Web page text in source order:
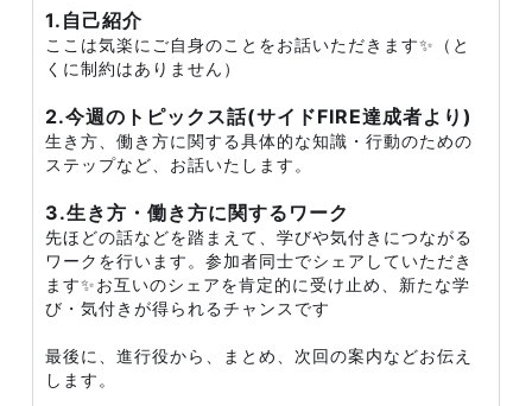
1.自己紹介
ここは気楽にご自身のことをお話いただきます✨（と
くに制約はありません）
2.今週のトピックス話(サイドFIRE達成者より)
生き方、働き方に関する具体的な知識・行動のための
ステップなど、お話いたします。
3.生き方・働き方に関するワーク
先ほどの話などを踏まえて、学びや気付きにつながる
ワークを行います。参加者同士でシェアしていただき
ます✨お互いのシェアを肯定的に受け止め、新たな学
び・気付きが得られるチャンスです
最後に、進行役から、まとめ、次回の案内などお伝え
します。